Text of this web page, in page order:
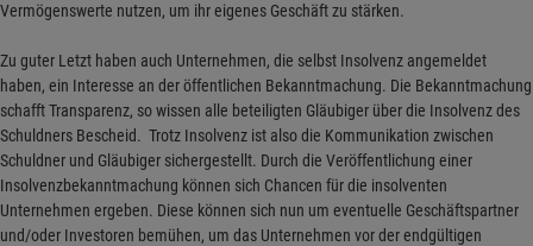
Vermögenswerte nutzen, um ihr eigenes Geschäft zu stärken.
Zu guter Letzt haben auch Unternehmen, die selbst Insolvenz angemeldet
haben, ein Interesse an der öffentlichen Bekanntmachung. Die Bekanntmachung
schafft Transparenz, so wissen alle beteiligten Gläubiger über die Insolvenz des
Schuldners Bescheid. Trotz Insolvenz ist also die Kommunikation zwischen
Schuldner und Gläubiger sichergestellt. Durch die Veröffentlichung einer
Insolvenzbekanntmachung können sich Chancen für die insolventen
Unternehmen ergeben. Diese können sich nun um eventuelle Geschäftspartner
und/oder Investoren bemühen, um das Unternehmen vor der endgültigen